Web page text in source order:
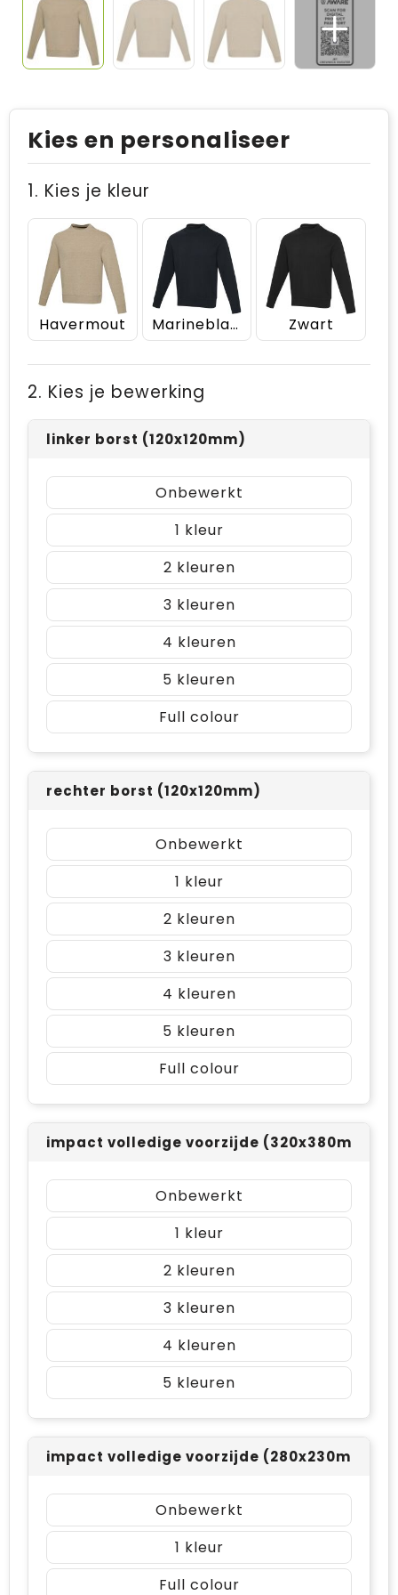
Kies en personaliseer
1. Kies je kleur
Havermout Marineblauw Zwart
2. Kies je bewerking
linker borst (120x120mm)
Onbewerkt
1
2
3
4
5
Full colour
rechter borst (120x120mm)
Onbewerkt
1
2
3
4
5
Full colour
impact volledige voorzijde (320x380mm)
Onbewerkt
1
2
3
4
5
impact volledige voorzijde (280x230mm)
Onbewerkt
1
Full colour